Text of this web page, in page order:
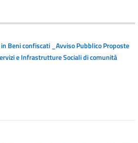
Beni confiscati _Avviso Pubblico Proposte
e Infrastrutture Sociali di comunità